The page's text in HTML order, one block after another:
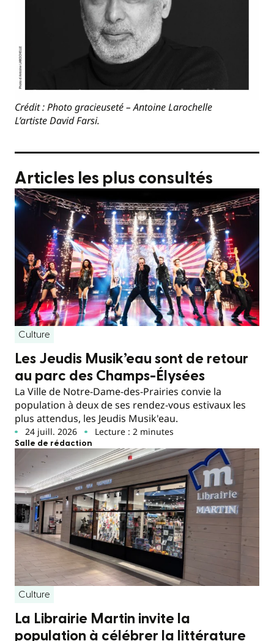
Crédit : Photo gracieuseté – Antoine Larochelle
L’artiste David Farsi.
Articles les plus consultés
Culture
Les Jeudis Musik’eau sont de retour
au parc des Champs-Élysées
La Ville de Notre-Dame-des-Prairies convie la
population à deux de ses rendez-vous estivaux les
plus attendus, les Jeudis Musik'eau.
24 juill. 2026 Lecture : 2 minutes
Salle de rédaction
Culture
La Librairie Martin invite la
population à célébrer la littérature